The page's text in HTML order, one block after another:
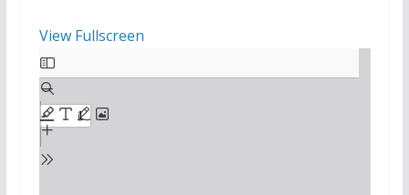
View Fullscreen
Skip
to
PDF
content